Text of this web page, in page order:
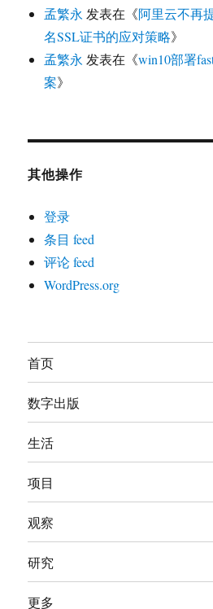
孟繁永 发表在《阿里云不再
名SSL证书的应对策略》
孟繁永 发表在《win10部署
案》
其他操作
登录
条目 feed
评论 feed
WordPress.org
首页
数字出版
生活
项目
观察
研究
更多